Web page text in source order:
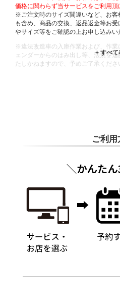
価格に関わらず当サービスをご利用頂
※ご注文時のサイズ間違いなど、お客
も含め、商品の交換、返品返金等お
やサイズ等をご確認の上お申し込みい
※違法改造車の入庫作業および、作業
ェンダーからのはみ出し等、法規を
たしかねますので、予めご了承くださ
ご利用